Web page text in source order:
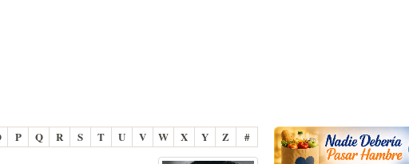
P Q R S T U V W X Y Z #